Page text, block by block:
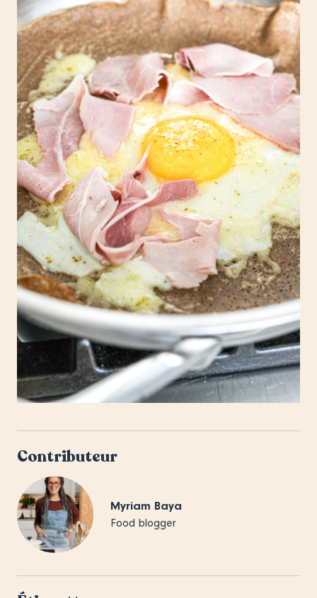
Contributeur
Myriam Baya
Food blogger